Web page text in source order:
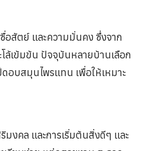
สัตย์ และความมั่นคง ซึ่งจาก
ล้เข้มข้น ปัจจุบันหลายบ้านเลือก
อบสมุนไพรแทน เพื่อให้เหมาะ
มงคล และการเริ่มต้นสิ่งดีๆ และ